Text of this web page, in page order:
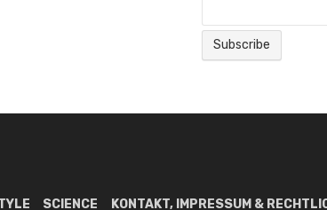
SCIENCE
KONTAKT, IMPRESSUM &